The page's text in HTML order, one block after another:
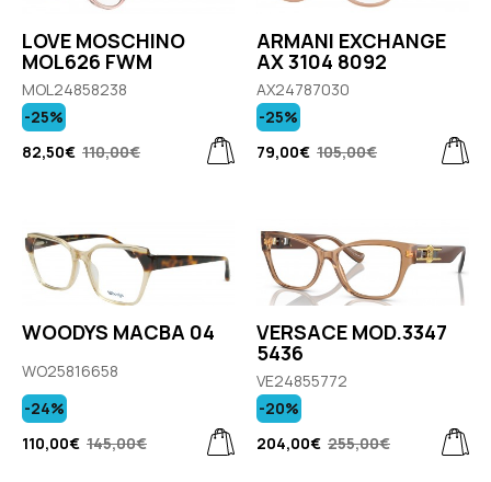
LOVE MOSCHINO
MOL626 FWM
MOL24858238
82,50€ 110,00€
-25%
ARMANI EXCHANGE
AX 3104 8092
AX24787030
79,00€ 105,00€
-25%
WOODYS MACBA 04
WO25816658
110,00€ 145,00€
-24%
VERSACE MOD.3347
5436
VE24855772
204,00€ 255,00€
-20%